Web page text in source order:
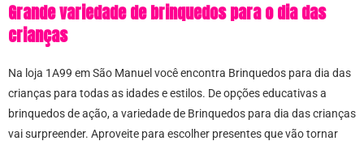
Grande variedade de brinquedos para o dia das
crianças
Na loja 1A99 em São Manuel você encontra Brinquedos para dia das
crianças para todas as idades e estilos. De opções educativas a
brinquedos de ação, a variedade de Brinquedos para dia das crianças
vai surpreender. Aproveite para escolher presentes que vão tornar